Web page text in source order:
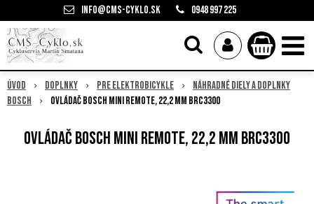
info@cms-cyklo.sk 0948 997 225
Úvod Doplnky Pre elektrobicykle
Náhradné diely a doplnky
Bosch
Ovládač Bosch Mini Remote, 22,2 mm BRC3300
Ovládač Bosch Mini Remote, 22,2 mm BRC3300